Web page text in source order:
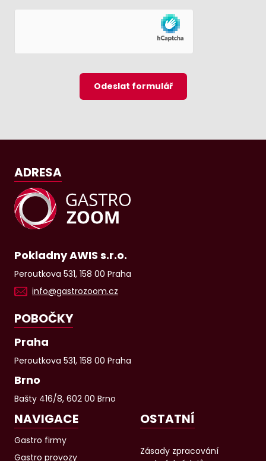
Odeslat formulář
ADRESA
Pokladny AWIS s.r.o.
Peroutkova 531, 158 00 Praha
info@gastrozoom.cz
POBOČKY
Praha
Peroutkova 531, 158 00 Praha
Brno
Bašty 416/8, 602 00 Brno
NAVIGACE
Gastro firmy
Gastro provozy
OSTATNÍ
Zásady zpracování